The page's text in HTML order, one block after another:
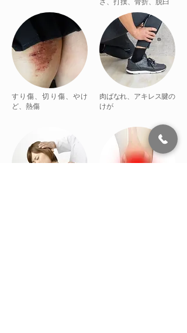
ざ、打撲、骨折、脱臼
すり傷、切り傷、やけ
ど、熱傷
肉ばなれ、アキレス腱の
けが